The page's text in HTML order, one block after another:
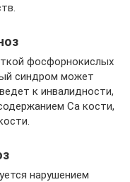
фосфорнокислых
синдром может
к инвалидности,
Ca кости,
нарушением